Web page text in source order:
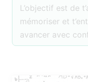
L’objectif est de
mémoriser et
avancer avec